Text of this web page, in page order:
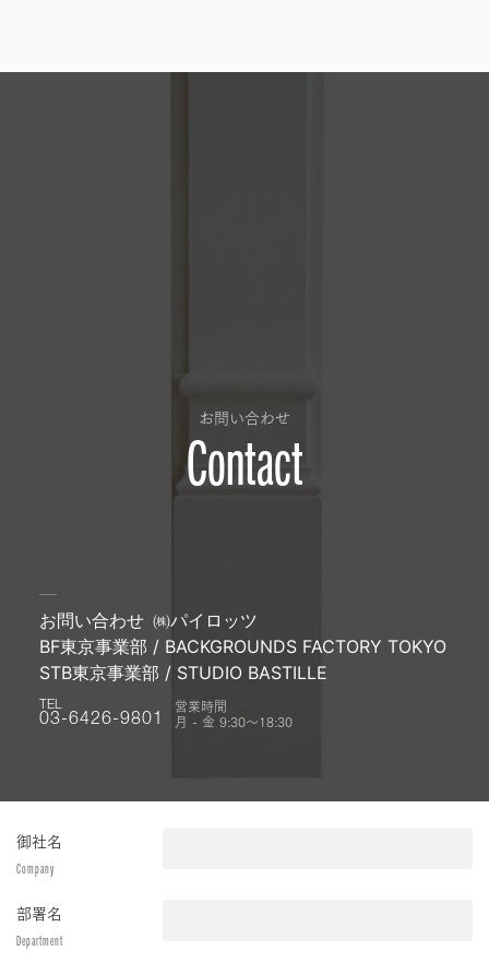
お問い合わせ
Contact
お問い合わせ ㈱パイロッツ
BF東京事業部 / BACKGROUNDS FACTORY TOKYO
STB東京事業部 / STUDIO BASTILLE
TEL
03-6426-9801
営業時間
月 - 金 9:30〜18:30
御社名
Company
部署名
Department